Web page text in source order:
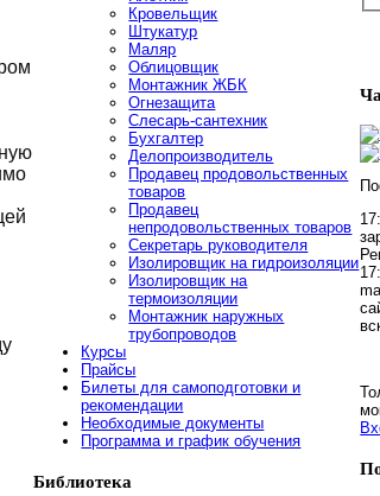
Кровельщик
Штукатур
Маляр
Облицовщик
Монтажник ЖБК
Огнезащита
Слесарь-сантехник
Бухгалтер
Делопроизводитель
Продавец продовольственных
товаров
Продавец
непродовольственных товаров
Секретарь руководителя
Изолировщик на гидроизоляции
Изолировщик на
термоизоляции
Монтажник наружных
трубопроводов
Курсы
Прайсы
Билеты для самоподготовки и
рекомендации
Необходимые документы
Программа и график обучения
Библиотека